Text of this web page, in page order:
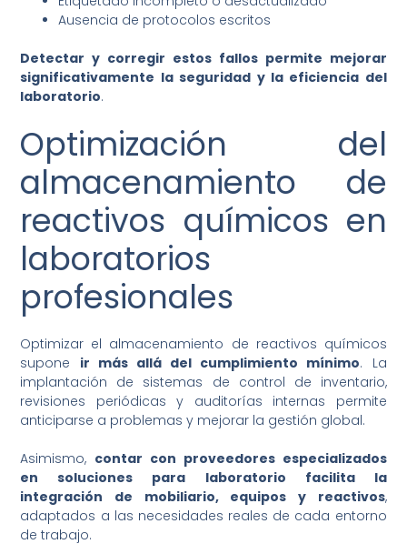
Ausencia de protocolos escritos
Detectar y corregir estos fallos permite mejorar
significativamente la seguridad y la eficiencia del
laboratorio.
Optimización del
almacenamiento de
reactivos químicos en
laboratorios
profesionales
Optimizar el almacenamiento de reactivos químicos
supone ir más allá del cumplimiento mínimo. La
implantación de sistemas de control de inventario,
revisiones periódicas y auditorías internas permite
anticiparse a problemas y mejorar la gestión global.
Asimismo, contar con proveedores especializados
en soluciones para laboratorio facilita la
integración de mobiliario, equipos y reactivos,
adaptados a las necesidades reales de cada entorno
de trabajo.